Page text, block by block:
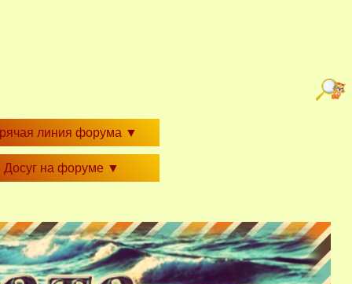
линия форума ▼
Досуг на форуме ▼